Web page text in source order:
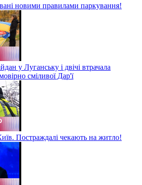
новими правилами паркування!
у Луганську і двічі втрачала
сміливої Дар'ї
Постраждалі чекають на житло!